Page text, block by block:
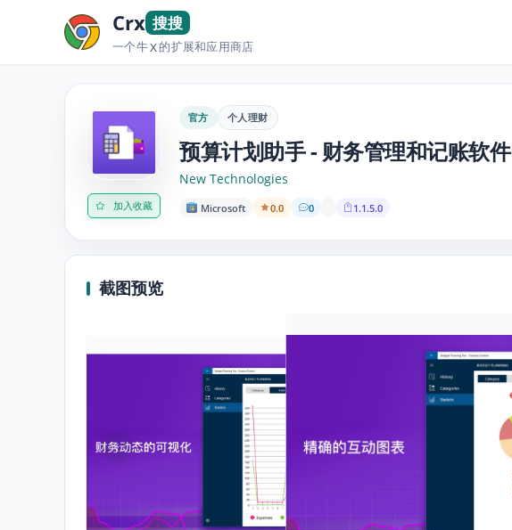
Crx 搜搜
一个牛X的扩展和应用商店
加入收藏
官方 个人理财
预算计划助手 - 财务管理和记账软件
New Technologies
Microsoft 0.0 0 1.1.5.0
截图预览